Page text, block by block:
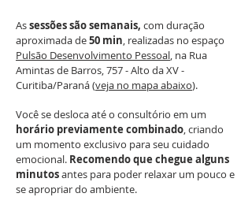
Assessões são semanais, com duração
aproximada de50 min, realizadas no espaço
Pulsão Desenvolvimento Pessoal​, na Rua
Amintas de Barros, 757 - Alto da XV -
Curitiba/Paraná (veja no mapa abaixo).
Você se desloca até o consultório em um
horário previamente combinado, criando
um momento exclusivo para seu cuidado
emocional. Recomendo que chegue alguns
minutosantes para poder relaxar um pouco e
se apropriar do ambiente.